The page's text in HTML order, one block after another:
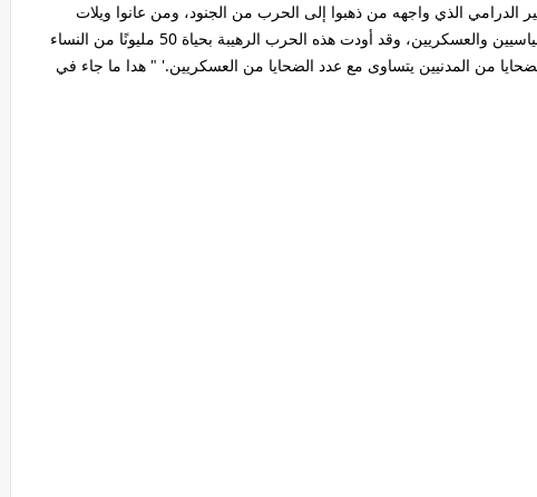
الذي واجهه من ذهبوا إلى الحرب من الجنود، ومن عانوا ويلات
الحرب من المدنيين، ومن أداروها من القادة السياسيين والعسكريين، وقد أودت هذه الحرب الرهيبة بحياة 50 مليونًا من النساء
من المدنيين يتساوى مع عدد الضحايا من العسكريين.' " هدا ما جاء في